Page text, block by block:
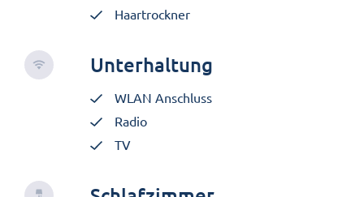
Haartrockner
Unterhaltung
WLAN Anschluss
Radio
TV